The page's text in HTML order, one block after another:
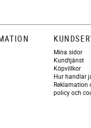
Mina sidor
Kundtjänst
Köpvillkor
Hur handlar
Reklamation
policy och